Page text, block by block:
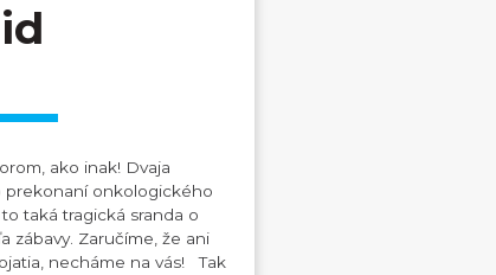
ako inak! Dvaja
prekonaní onkologického
taká tragická sranda o
zábavy. Zaručíme, že ani
necháme na vás! Tak